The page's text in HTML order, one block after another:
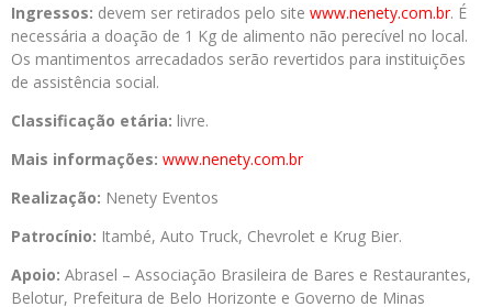
Ingressos: devem ser retirados pelo site www.nenety.com.br. É
necessária a doação de 1 Kg de alimento não perecível no local.
Os mantimentos arrecadados serão revertidos para instituições
de assistência social.
Classificação etária: livre.
Mais informações: www.nenety.com.br
Realização: Nenety Eventos
Patrocínio: Itambé, Auto Truck, Chevrolet e Krug Bier.
Apoio: Abrasel – Associação Brasileira de Bares e Restaurantes,
Belotur, Prefeitura de Belo Horizonte e Governo de Minas